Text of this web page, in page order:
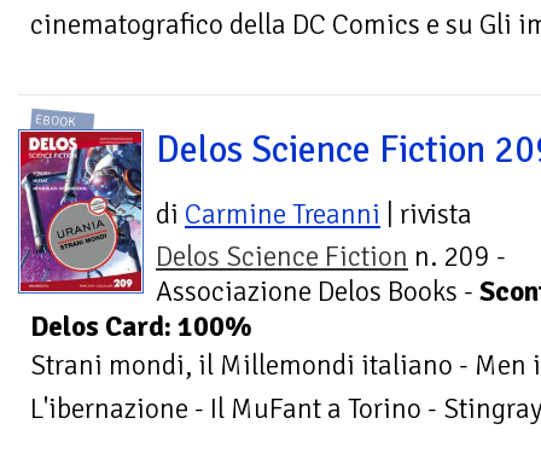
cinematografico della DC Comics e su Gli
EBOOK
Delos Science Fiction
di Carmine Treanni | rivista
Delos Science Fiction n. 209 -
Associazione Delos Books -
Delos Card: 100%
Strani mondi, il Millemondi italiano - Men
L'ibernazione - Il MuFant a Torino - Stingray